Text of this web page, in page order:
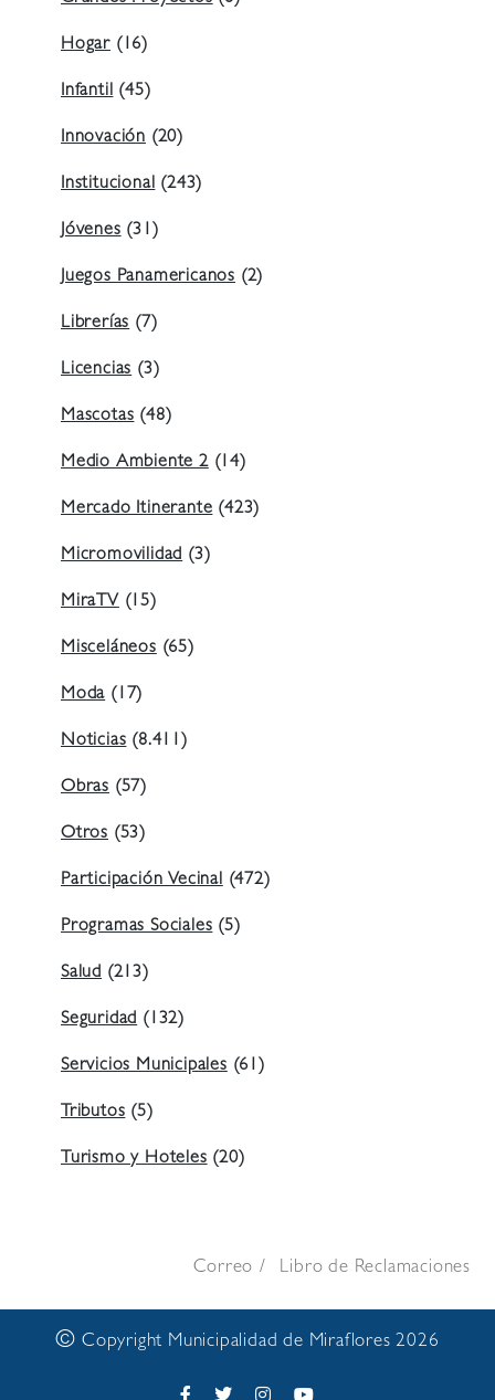
Hogar (16)
Infantil(45)
Innovación (20)
Institucional(243)
Jóvenes(31)
Juegos Panamericanos (2)
Librerías(7)
Licencias(3)
Mascotas(48)
Medio Ambiente 2(14)
Mercado Itinerante(423)
Micromovilidad(3)
MiraTV(15)
Misceláneos(65)
Moda(17)
Noticias(8.411)
Obras (57)
Otros (53)
Participación Vecinal(472)
Programas Sociales(5)
Salud (213)
Seguridad(132)
Servicios Municipales(61)
Tributos(5)
Turismo y Hoteles(20)
Correo Libro de Reclamaciones
© Copyright Municipalidad de Miraflores 2026